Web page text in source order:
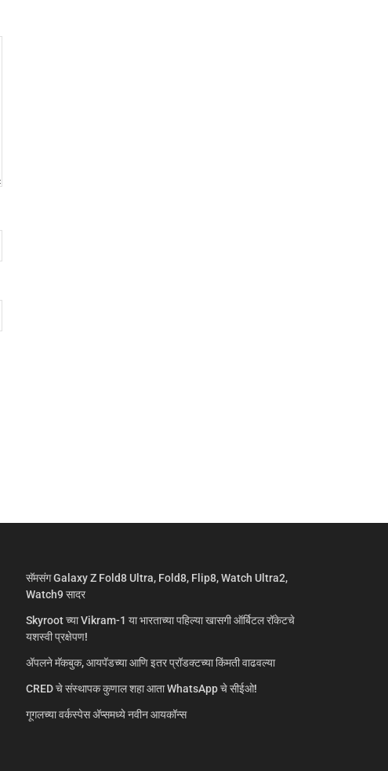
सॅमसंग Galaxy Z Fold8 Ultra, Fold8, Flip8, Watch Ultra2,
Watch9 सादर
Skyroot च्या Vikram-1 या भारताच्या पहिल्या खासगी ऑर्बिटल रॉकेटचे
यशस्वी प्रक्षेपण!
ॲपलने मॅकबुक, आयपॅडच्या आणि इतर प्रॉडक्टच्या किंमती वाढवल्या
CRED चे संस्थापक कुणाल शहा आता WhatsApp चे सीईओ!
गूगलच्या वर्कस्पेस अ‍ॅप्समध्ये नवीन आयकॉन्स